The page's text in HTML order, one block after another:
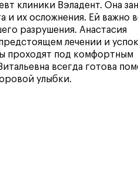
клиники Вэладент. Она
и их осложнения. Ей важно
разрушения. Анастасия
лечении и
проходят под комфортным
всегда готова
улыбки.